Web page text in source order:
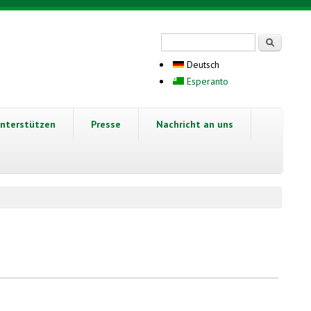
Deutsch
Esperanto
Presse Nachricht an uns